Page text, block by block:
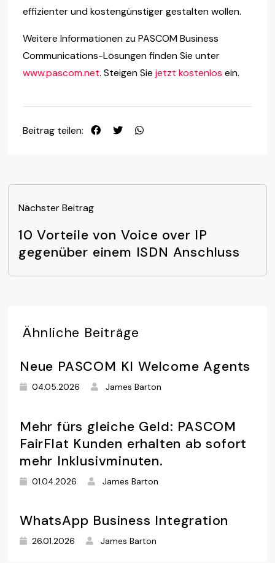
effizienter und kostengünstiger gestalten wollen.
Weitere Informationen zu PASCOM Business
Communications-Lösungen finden Sie unter
www.pascom.net. Steigen Sie jetzt kostenlos ein.
Beitrag teilen:
Nächster Beitrag
10 Vorteile von Voice over IP
gegenüber einem ISDN Anschluss
Ähnliche Beiträge
Neue PASCOM KI Welcome Agents
04.05.2026 James Barton
Mehr fürs gleiche Geld: PASCOM
FairFlat Kunden erhalten ab sofort
mehr Inklusivminuten.
01.04.2026 James Barton
WhatsApp Business Integration
26.01.2026 James Barton